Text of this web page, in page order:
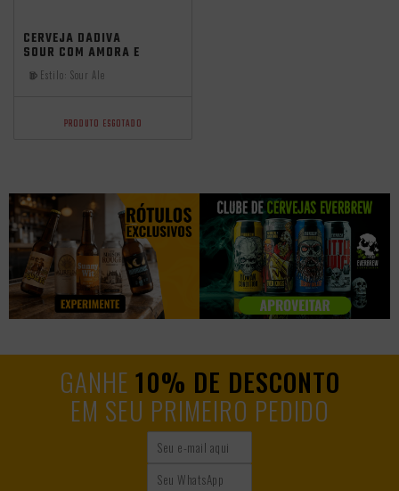
CERVEJA DÁDIVA
SOUR COM AMORA E
TANGERINA SEM
ÁLCOOL 310ML
Estilo: Sour Ale
PRODUTO ESGOTADO
GANHE 10% DE DESCONTO
EM SEU PRIMEIRO PEDIDO